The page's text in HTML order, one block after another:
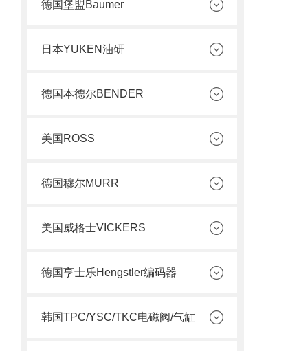
德国堡盟Baumer
日本YUKEN油研
德国本德尔BENDER
美国ROSS
德国穆尔MURR
美国威格士VICKERS
德国亨士乐Hengstler编码器
韩国TPC/YSC/TKC电磁阀/气缸